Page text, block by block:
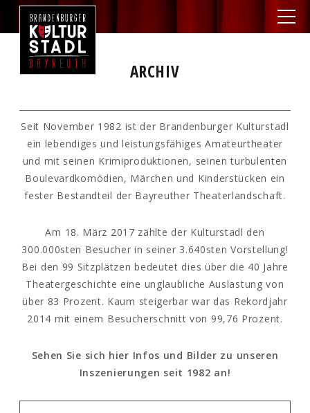
ARCHIV
Seit November 1982 ist der Brandenburger Kulturstadl
ein lebendiges und leistungsfähiges Amateurtheater
und mit seinen Krimiproduktionen, seinen turbulenten
Boulevardkomödien, Märchen und Kinderstücken ein
fester Bestandteil der Bayreuther Theaterlandschaft.
Am 18. März 2017 zählte der Kulturstadl den
300.000sten Besucher in seiner 3.640sten Vorstellung!
Bei den 99 Sitzplätzen bedeutet dies über die 40 Jahre
Theatergeschichte eine unglaubliche Auslastung von
über 83 Prozent. Kaum steigerbar war das Rekordjahr
2014 mit einem Besucherschnitt von 99,76 Prozent.
Sehen Sie sich hier Infos und Bilder zu unseren
Inszenierungen seit 1982 an!